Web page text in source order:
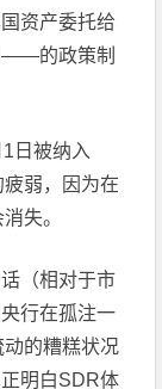
资产委托给
——的政策制
日被纳入
弱，因为在
失。
（相对于市
行在孤注一
的糟糕状况
明白SDR体